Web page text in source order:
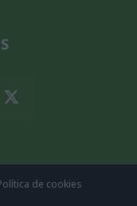
de cookies